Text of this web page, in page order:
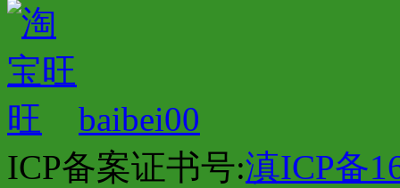
baibei00
ICP备案证书号:滇ICP备